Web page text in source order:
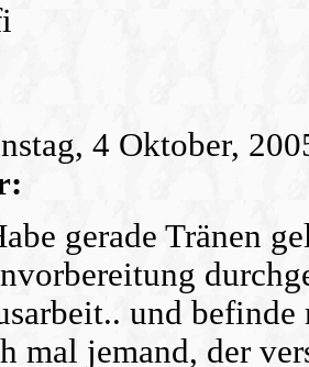
4 Oktober,
gerade Tränen
und
mal jemand, der